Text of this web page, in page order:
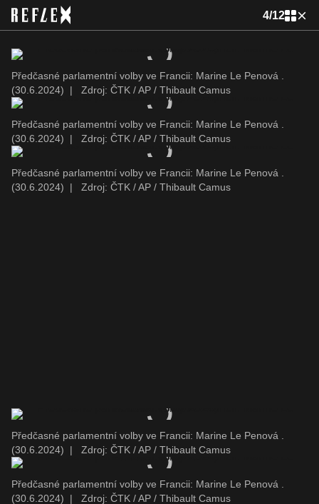
4/12
Předčasné parlamentní volby ve Francii: Marine Le Penová .
(30.6.2024)
| Zdroj: ČTK / AP / Thibault Camus
Předčasné parlamentní volby ve Francii: Marine Le Penová .
(30.6.2024)
| Zdroj: ČTK / AP / Thibault Camus
Předčasné parlamentní volby ve Francii: Marine Le Penová .
(30.6.2024)
| Zdroj: ČTK / AP / Thibault Camus
Předčasné parlamentní volby ve Francii: Marine Le Penová .
(30.6.2024)
| Zdroj: ČTK / AP / Thibault Camus
Předčasné parlamentní volby ve Francii: Marine Le Penová .
(30.6.2024)
| Zdroj: ČTK / AP / Thibault Camus